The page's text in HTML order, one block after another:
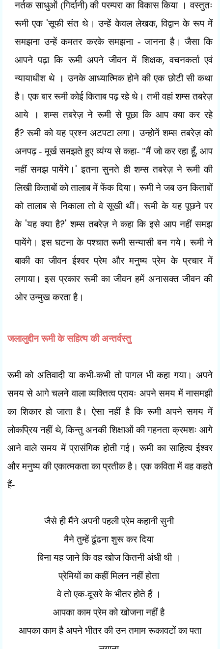
नर्तक साधुओं (गिर्दानी) की परम्परा का विकास किया । वस्तुतः
रूमी एक 'सूफी संत थे। उन्हें केवल लेखक,विद्वान के रूप में
समझना उन्हें कमतर करके समझना - जानना है। जैसा कि
आपने पढ़ा कि रूमी अपने जीवन में शिक्षक,वचनकर्ता एवं
न्यायाधीश थे । उनके आध्यात्मिक होने की एक छोटी सी कथा
है। एक बार रूमी कोई किताब पढ़ रहे थे। तभी वहां शम्स तबरेज़
आये । शम्स तबरेज़ ने रूमी से पूछा कि आप क्या कर रहे
हैं?रूमी को यह प्रश्न अटपटा लगा। उन्होनें शम्स तबरेज़ को
अनपढ़ - मूर्ख समझते हुए व्यंग्य से कहा- "मैं जो कर रहा हूँ,आप
नहीं समझ पायेंगे। 'इतना सुनते ही शम्स तबरेज़ ने रूमी की
लिखी किताबों को तालाब में फेंक दिया। रूमी ने जब उन किताबों
को तालाब से निकाला तो वे सूखी थीं। रूमी के यह पूछने पर
के 'यह क्या है?'शम्स तबरेज़ ने कहा कि इसे आप नहीं समझ
पायेंगे। इस घटना के पश्चात रूमी सन्यासी बन गये। रूमी ने
बाकी का जीवन ईश्वर प्रेम और मनुष्य प्रेम के प्रचार में
लगाया। इस प्रकार रूमी का जीवन हमें अनासक्त जीवन की
ओर उन्मुख करता है।
जलालुद्दीन रूमीके सहित्य की अन्तर्वस्तु
रूमी को अतिवादी या कभी-कभी तो पागल भी कहा गया। अपने
समय से आगे चलने वाला व्यक्तित्व प्रायः अपने समय में नासमझी
का शिकार हो जाता है। ऐसा नहीं है कि रूमी अपने समय में
लोकप्रिय नहीं थे,किन्तु अनकी शिक्षाओं की गहनता क्रमशः आगे
आने वाले समय में प्रासंगिक होती गई। रूमी का साहित्य ईश्वर
और मनुष्य की एकात्मकता का प्रतीक है। एक कविता में वह कहते
हैं-
जैसे ही मैंने अपनी पहली प्रेम कहानी सुनी
मैने तुम्हें ढूंढना शुरू कर दिया
बिना यह जाने कि वह खोज कितनी अंधी थी ।
प्रेमियों का कहीं मिलन नहीं होता
वे तो एक-दूसरे के भीतर होते हैं ।
आपका काम प्रेम को खोजना नहीं है
आपका काम है अपने भीतर की उन तमाम रूकावटों का पता